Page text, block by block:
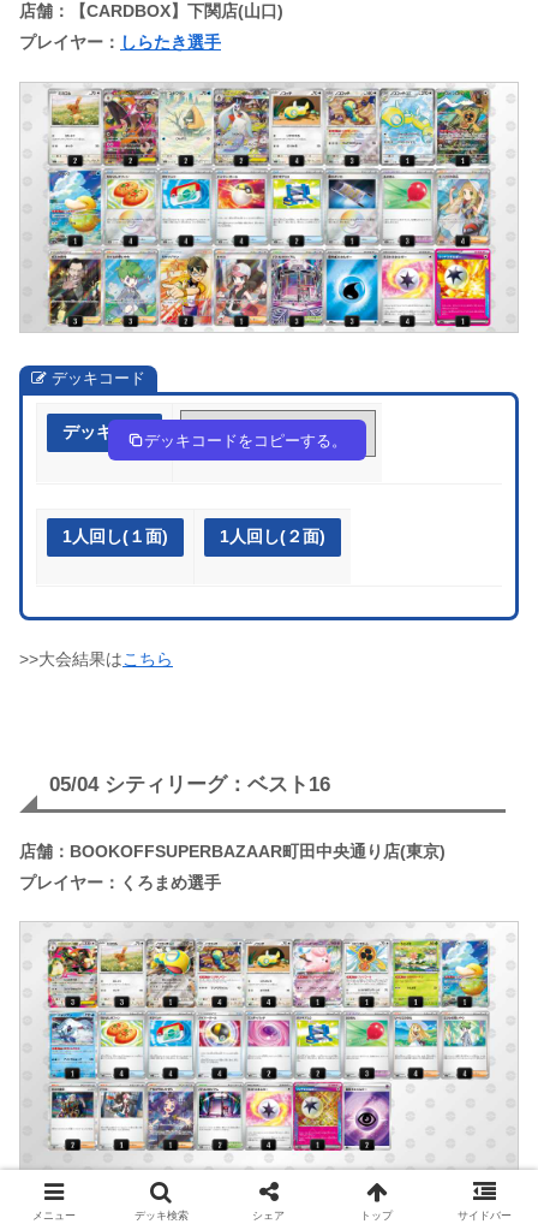
店舗：【CARDBOX】下関店(山口)
プレイヤー： しらたき選手
デッキコード
デッキ作成 FkbVfv-nKM6QV-fFv5fk
デッキコードをコピーする。
1人回し(１面) 1人回し(２面)
>>大会結果はこちら
05/04 シティリーグ：ベスト16
店舗：BOOKOFFSUPERBAZAAR町田中央通り店(東京)
プレイヤー：くろまめ選手
デッキコード
メニュー デッキ検索 シェア トップ サイドバー